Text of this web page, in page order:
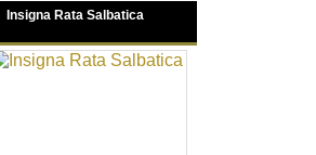
Insigna Rata Salbatica